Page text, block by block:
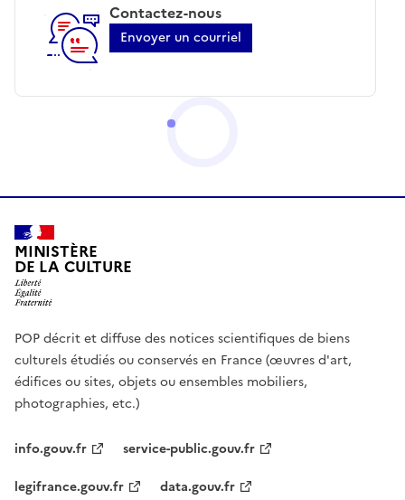
Contactez-nous
Envoyer un courriel
MINISTÈRE
DE LA CULTURE
POP décrit et diffuse des notices scientifiques de biens
culturels étudiés ou conservés en France (œuvres d'art,
édifices ou sites, objets ou ensembles mobiliers,
photographies, etc.)
info.gouv.fr
service-public.gouv.fr
legifrance.gouv.fr
data.gouv.fr